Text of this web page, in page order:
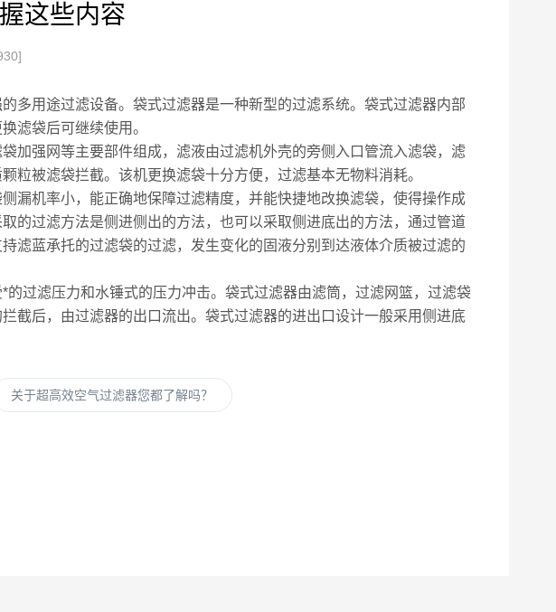
这些内容
多用途过滤设备。袋式过滤器是一种新型的过滤系统。袋式过滤器内部
滤袋后可继续使用。
强网等主要部件组成，滤液由过滤机外壳的旁侧入口管流入滤袋，滤
粒被滤袋拦截。该机更换滤袋十分方便，过滤基本无物料消耗。
机率小，能正确地保障过滤精度，并能快捷地改换滤袋，使得操作成
的过滤方法是侧进侧出的方法，也可以采取侧进底出的方法，通过管道
滤蓝承托的过滤袋的过滤，发生变化的固液分别到达液体介质被过滤的
滤压力和水锤式的压力冲击。袋式过滤器由滤筒，过滤网篮，过滤袋
截后，由过滤器的出口流出。袋式过滤器的进出口设计一般采用侧进底
关于超高效空气过滤器您都了解吗？